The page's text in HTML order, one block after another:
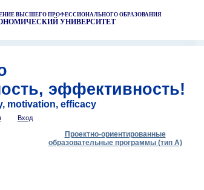
ВЫСШЕГО ПРОФЕССИОНАЛЬНОГО ОБРАЗОВАНИЯ
УНИВЕРСИТЕТ
эффективность!
motivation, efficacy
Вход
Проектно-ориентированные
образовательные программы (тип А)